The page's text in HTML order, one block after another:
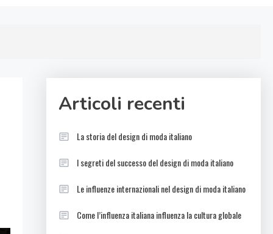
Articoli recenti
La storia del design di moda italiano
I segreti del successo del design di moda italiano
Le influenze internazionali nel design di moda italiano
Come l’influenza italiana influenza la cultura globale